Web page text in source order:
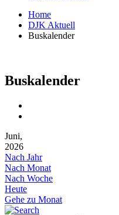
Home
DJK Aktuell
Buskalender
Buskalender
Juni,
2026
Nach Jahr
Nach Monat
Nach Woche
Heute
Gehe zu Monat